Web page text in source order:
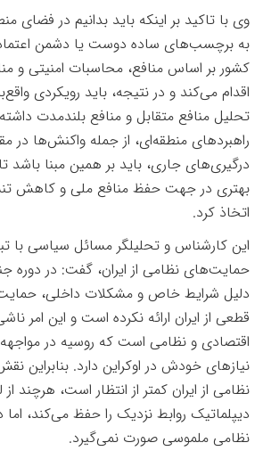
وی با تاکید بر اینکه باید بدانیم در فضای
به برچسب‌های ساده‌ دوست یا دشمن اعتماد
کشور بر اساس منافع، محاسبات امنیتی و
اقدام می‌کند و در نتیجه، باید رویکردی
تحلیل منافع متقابل و منافع بلندمدت
راهبردهای منطقه‌ای، از جمله واکنش‌ها در
درگیری‌های جاری، باید بر همین مبنا باشد
بهتری در جهت حفظ منافع ملی و کاهش
اتخاذ کرد.
این کارشناس و تحلیلگر مسائل سیاسی با
حمایت‌های نظامی از ایران، گفت: در دوره
دلیل شرایط خاص و مشکلات داخلی،
قطعی از ایران ارائه نکرده است و این امر
اقتصادی و نظامی است که روسیه در
نیازهای خودش در اوکراین دارد. بنابراین
نظامی از ایران کمتر از انتظار است، هرچند
دیپلماتیک روابط نزدیک را حفظ می‌کند،
نظامی ملموسی صورت نمی‌گیرد.